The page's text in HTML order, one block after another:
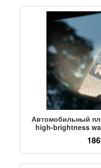
Автомобильный
high-brightness
специальная
заполняющая